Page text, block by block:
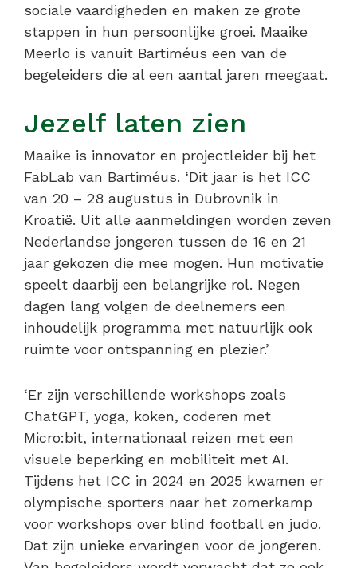
sociale vaardigheden en maken ze grote
stappen in hun persoonlijke groei. Maaike
Meerlo is vanuit Bartiméus een van de
begeleiders die al een aantal jaren meegaat.
Jezelf laten zien
Maaike is innovator en projectleider bij het
FabLab van Bartiméus. ‘Dit jaar is het ICC
van 20 – 28 augustus in Dubrovnik in
Kroatië. Uit alle aanmeldingen worden zeven
Nederlandse jongeren tussen de 16 en 21
jaar gekozen die mee mogen. Hun motivatie
speelt daarbij een belangrijke rol. Negen
dagen lang volgen de deelnemers een
inhoudelijk programma met natuurlijk ook
ruimte voor ontspanning en plezier.’
‘Er zijn verschillende workshops zoals
ChatGPT, yoga, koken, coderen met
Micro:bit, internationaal reizen met een
visuele beperking en mobiliteit met AI.
Tijdens het ICC in 2024 en 2025 kwamen er
olympische sporters naar het zomerkamp
voor workshops over blind football en judo.
Dat zijn unieke ervaringen voor de jongeren.